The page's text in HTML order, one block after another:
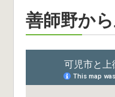
善師野か